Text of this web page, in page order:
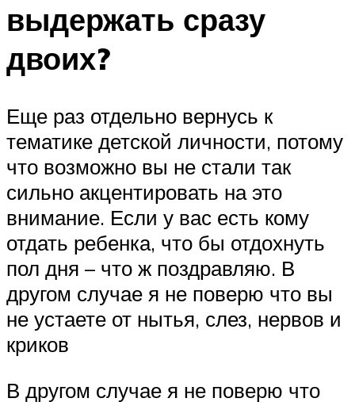
выдержать сразу
двоих?
Еще раз отдельно вернусь к
тематике детской личности, потому
что возможно вы не стали так
сильно акцентировать на это
внимание. Если у вас есть кому
отдать ребенка, что бы отдохнуть
пол дня – что ж поздравляю. В
другом случае я не поверю что вы
не устаете от нытья, слез, нервов и
криков
В другом случае я не поверю что